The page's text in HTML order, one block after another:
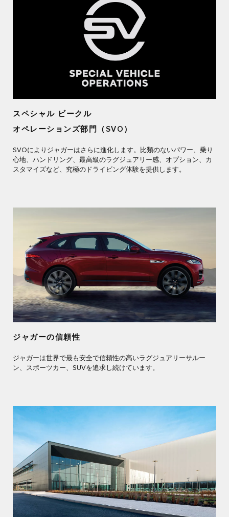
スペシャル ビークル
オペレーションズ部門（SVO）
SVOによりジャガーはさらに進化します。比類のないパワー、乗り
心地、ハンドリング、最高級のラグジュアリー感、オプション、カ
スタマイズなど、究極のドライビング体験を提供します。
ジャガーの信頼性
ジャガーは世界で最も安全で信頼性の高いラグジュアリーサルー
ン、スポーツカー、SUVを追求し続けています。